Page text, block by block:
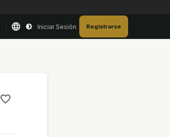
Iniciar Sesión Registrarse